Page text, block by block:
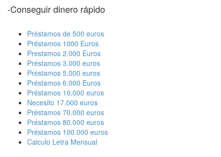
-Conseguir dinero rápido
Préstamos de 500 euros
Préstamos 1000 Euros
Prestamos 2.000 Euros
Préstamos 3.000 euros
Préstamos 5.000 euros
Préstamos 6.000 Euros
Préstamos 10.000 euros
Necesito 17.000 euros
Préstamos 70.000 euros
Préstamos 80.000 euros
Préstamos 100.000 euros
Calculo Letra Mensual